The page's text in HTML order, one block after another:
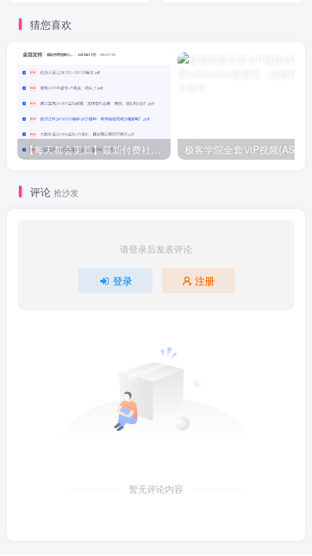
猜您喜欢
【每天都会更新】最新付费社群公众号文章 极客学院全套ⅥP视频(AS版)
评论 抢沙发
请登录后发表评论
登录 注册
暂无评论内容